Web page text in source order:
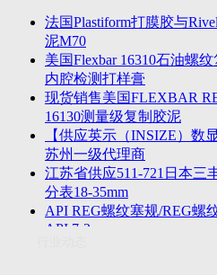
影像仪、英国Zodiac gauge、英
法国Plastiform打膜胶与
泥M70
美国Flexbar 16310石油螺
内腔检测打样膏
现货销售美国FLEXBAR
16130测量级复制胶泥
【供应英示（INSIZE）数
苏州一级代理商
江苏省供应511-721日本三
分表18-35mm
API REG螺纹塞规/REG螺
API 7-2
苏州市万濠卧式投影仪CPJ-